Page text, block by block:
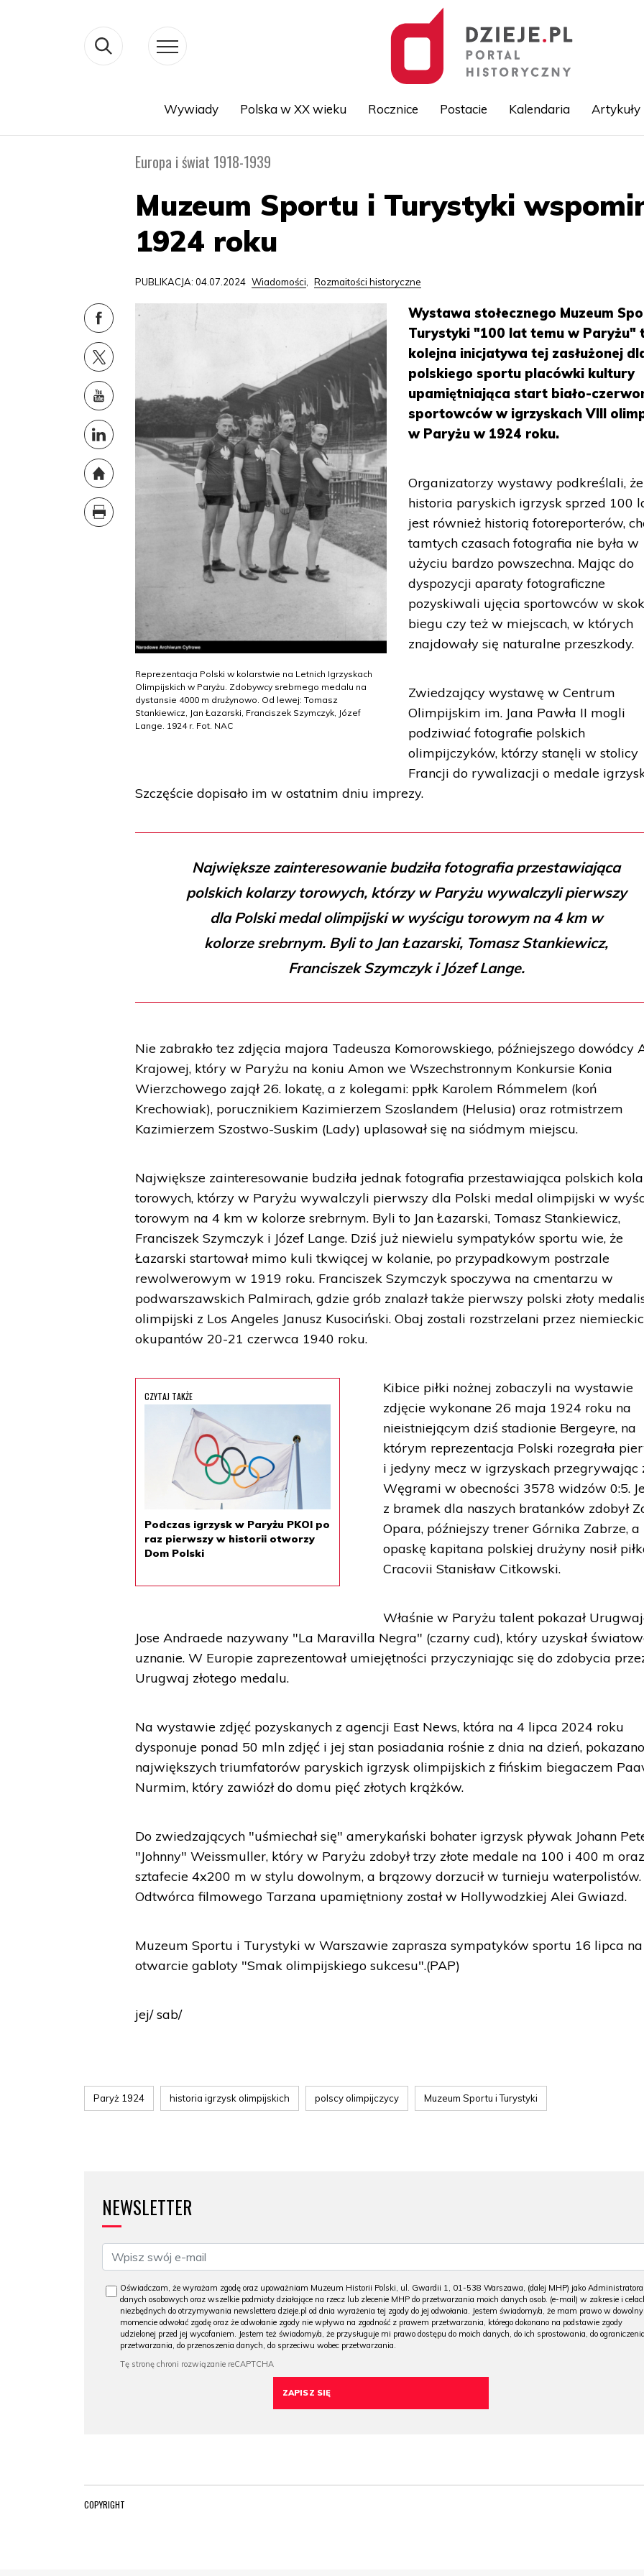
Wywiady Polska w XX wieku Rocznice Postacie Kalendaria Artykuły
Europa i świat 1918-1939
Muzeum Sportu i Turystyki
1924 roku
PUBLIKACJA: 04.07.2024 Wiadomości, Rozmaitości historyczne
Reprezentacja Polski w kolarstwie na Letnich Igrzyskach
Olimpijskich w Paryżu. Zdobywcy srebrnego medalu na
dystansie 4000 m drużynowo. Od lewej: Tomasz
Stankiewicz, Jan Łazarski, Franciszek Szymczyk, Józef
Lange. 1924 r. Fot. NAC
Wystawa stołecznego Muzeum
Turystyki "100 lat temu w Paryżu"
kolejna inicjatywa tej zasłużonej
polskiego sportu placówki kultury
upamiętniająca start biało-
sportowców w igrzyskach VIII
w Paryżu w 1924 roku.
Organizatorzy wystawy podkreślali, że
historia paryskich igrzysk sprzed 100
jest również historią fotoreporterów,
tamtych czasach fotografia nie była w
użyciu bardzo powszechna. Mając do
dyspozycji aparaty fotograficzne
pozyskiwali ujęcia sportowców w
biegu czy też w miejscach, w których
znajdowały się naturalne przeszkody.
Zwiedzający wystawę w Centrum
Olimpijskim im. Jana Pawła II mogli
podziwiać fotografie polskich
olimpijczyków, którzy stanęli w stolicy
Francji do rywalizacji o medale
Szczęście dopisało im w ostatnim dniu imprezy.
Największe zainteresowanie budziła fotografia przestawiająca
polskich kolarzy torowych, którzy w Paryżu wywalczyli pierwszy
dla Polski medal olimpijski w wyścigu torowym na 4 km w
kolorze srebrnym. Byli to Jan Łazarski, Tomasz Stankiewicz,
Franciszek Szymczyk i Józef Lange.
Nie zabrakło tez zdjęcia majora Tadeusza Komorowskiego, późniejszego dowódcy
Krajowej, który w Paryżu na koniu Amon we Wszechstronnym Konkursie Konia
Wierzchowego zajął 26. lokatę, a z kolegami: ppłk Karolem Rómmelem (koń
Krechowiak), porucznikiem Kazimierzem Szoslandem (Helusia) oraz rotmistrzem
Kazimierzem Szostwo-Suskim (Lady) uplasował się na siódmym miejscu.
Największe zainteresowanie budziła jednak fotografia przestawiająca polskich
torowych, którzy w Paryżu wywalczyli pierwszy dla Polski medal olimpijski w
torowym na 4 km w kolorze srebrnym. Byli to Jan Łazarski, Tomasz Stankiewicz,
Franciszek Szymczyk i Józef Lange. Dziś już niewielu sympatyków sportu wie, że
Łazarski startował mimo kuli tkwiącej w kolanie, po przypadkowym postrzale
rewolwerowym w 1919 roku. Franciszek Szymczyk spoczywa na cmentarzu w
podwarszawskich Palmirach, gdzie grób znalazł także pierwszy polski złoty
olimpijski z Los Angeles Janusz Kusociński. Obaj zostali rozstrzelani przez
okupantów 20-21 czerwca 1940 roku.
CZYTAJ TAKŻE
Podczas igrzysk w Paryżu PKOl po
raz pierwszy w historii otworzy
Dom Polski
Kibice piłki nożnej zobaczyli na wystawie
zdjęcie wykonane 26 maja 1924 roku na
nieistniejącym dziś stadionie Bergeyre, na
którym reprezentacja Polski rozegrała
i jedyny mecz w igrzyskach przegrywając
Węgrami w obecności 3578 widzów 0:5.
z bramek dla naszych bratanków zdobył
Opara, późniejszy trener Górnika Zabrze, a
opaskę kapitana polskiej drużyny nosił
Cracovii Stanisław Citkowski.
Właśnie w Paryżu talent pokazał
Jose Andraede nazywany "La Maravilla Negra" (czarny cud), który uzyskał
uznanie. W Europie zaprezentował umiejętności przyczyniając się do zdobycia
Urugwaj złotego medalu.
Na wystawie zdjęć pozyskanych z agencji East News, która na 4 lipca 2024 roku
dysponuje ponad 50 mln zdjęć i jej stan posiadania rośnie z dnia na dzień, pokazano
największych triumfatorów paryskich igrzysk olimpijskich z fińskim biegaczem
Nurmim, który zawiózł do domu pięć złotych krążków.
Do zwiedzających "uśmiechał się" amerykański bohater igrzysk pływak Johann
"Johnny" Weissmuller, który w Paryżu zdobył trzy złote medale na 100 i 400 m
sztafecie 4x200 m w stylu dowolnym, a brązowy dorzucił w turnieju waterpolistów.
Odtwórca filmowego Tarzana upamiętniony został w Hollywodzkiej Alei Gwiazd.
Muzeum Sportu i Turystyki w Warszawie zaprasza sympatyków sportu 16 lipca na
otwarcie gabloty "Smak olimpijskiego sukcesu".(PAP)
jej/ sab/
Paryż 1924 historia igrzysk olimpijskich polscy olimpijczycy Muzeum Sportu i Turystyki
NEWSLETTER
Oświadczam, że wyrażam zgodę oraz upoważniam Muzeum Historii Polski, ul. Gwardii 1, 01-538 Warszawa, (dalej MHP) jako Administratora
danych osobowych oraz wszelkie podmioty działające na rzecz lub zlecenie MHP do przetwarzania moich danych osob. (e-mail) w zakresie i
niezbędnych do otrzymywania newslettera dzieje.pl od dnia wyrażenia tej zgody do jej odwołania. Jestem świadomy/a, że mam prawo w
momencie odwołać zgodę oraz że odwołanie zgody nie wpływa na zgodność z prawem przetwarzania, którego dokonano na podstawie zgody
udzielonej przed jej wycofaniem. Jestem też świadomy/a, że przysługuje mi prawo dostępu do moich danych, do ich sprostowania, do ograniczenia
przetwarzania, do przenoszenia danych, do sprzeciwu wobec przetwarzania.
COPYRIGHT